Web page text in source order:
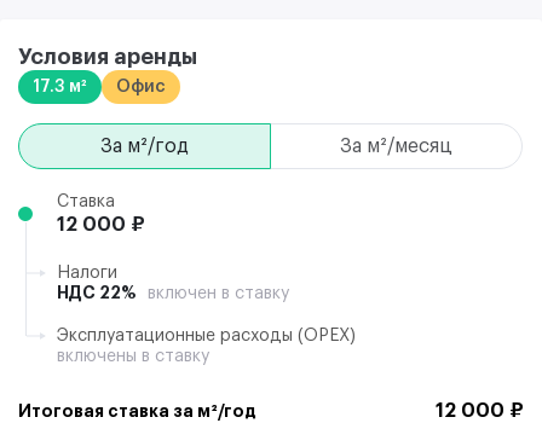
Условия аренды
17.3 м² Офис
за м²/год за м²/месяц
Ставка
12 000 ₽
Налоги
НДС 22%
включен в ставку
Эксплуатационные расходы (ОРЕХ)
включены в ставку
Итоговая ставка за м²/год 12 000 ₽